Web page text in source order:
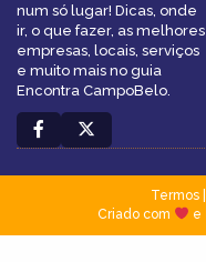
num só lugar! Dicas, onde
ir, o que fazer, as melhores
empresas, locais, serviços
e muito mais no guia
Encontra CampoBelo.
Termos|
Criado com
e